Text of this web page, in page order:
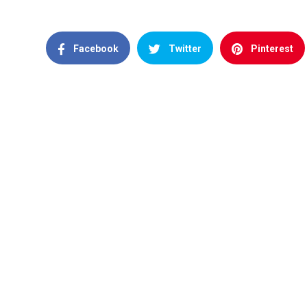
Facebook Twitter Pinterest